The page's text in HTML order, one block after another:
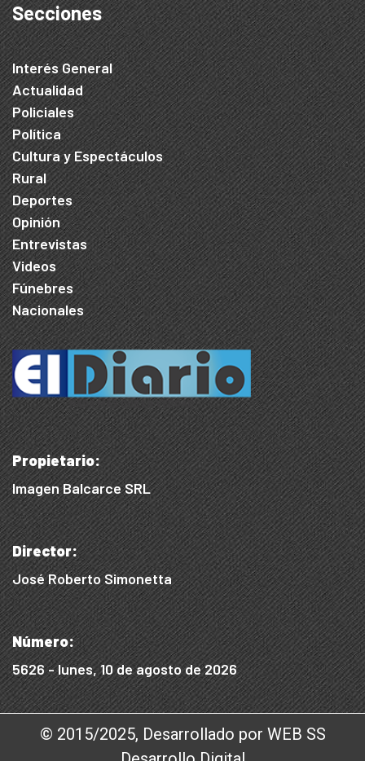
Secciones
Interés General
Actualidad
Policiales
Política
Cultura y Espectáculos
Rural
Deportes
Opinión
Entrevistas
Videos
Fúnebres
Nacionales
Propietario:
Imagen Balcarce SRL
Director:
José Roberto Simonetta
Número:
5626 - lunes, 10 de agosto de 2026
© 2015/2025, Desarrollado por WEB SS